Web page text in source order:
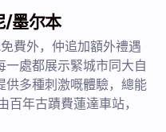
/墨尔本
費外，仲追加額外禮遇
處都展示緊城市同大自
供多種刺激嘅體驗，總能
年古蹟費蓮達車站，